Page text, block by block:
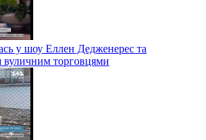
у шоу Еллен Дедженерес та
вуличним торговцями